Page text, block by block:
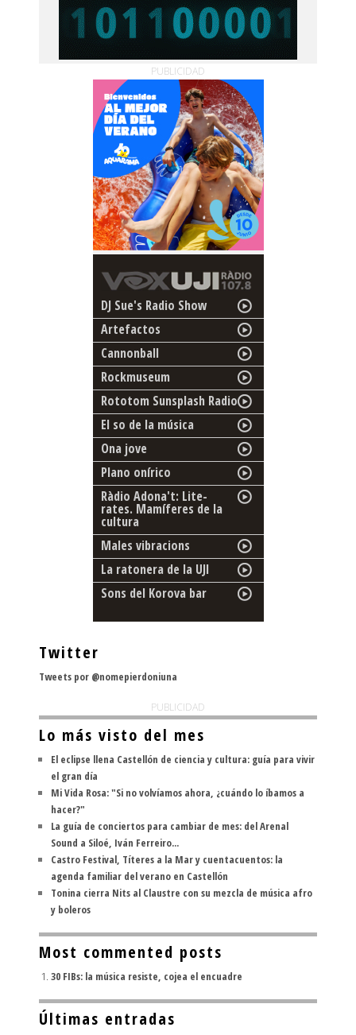
PUBLICIDAD
DJ Sue's Radio Show
Artefactos
Cannonball
Rockmuseum
Rototom Sunsplash Radio
El so de la música
Ona jove
Plano onírico
Ràdio Adona't: Lite-
rates. Mamíferes de la
cultura
Males vibracions
La ratonera de la UJI
Sons del Korova bar
Twitter
Tweets por @nomepierdoniuna
PUBLICIDAD
Lo más visto del mes
El eclipse llena Castellón de ciencia y cultura: guía para vivir
el gran día
Mi Vida Rosa: "Si no volvíamos ahora, ¿cuándo lo íbamos a
hacer?"
La guía de conciertos para cambiar de mes: del Arenal
Sound a Siloé, Iván Ferreiro...
Castro Festival, Títeres a la Mar y cuentacuentos: la
agenda familiar del verano en Castellón
Tonina cierra Nits al Claustre con su mezcla de música afro
y boleros
Most commented posts
30 FIBs: la música resiste, cojea el encuadre
Últimas entradas